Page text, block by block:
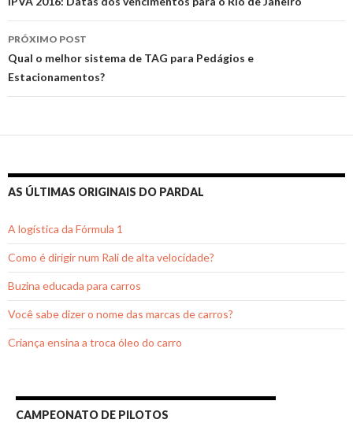
posts
PRÓXIMO POST
Qual o melhor sistema de TAG para Pedágios e
Estacionamentos?
AS ÚLTIMAS ORIGINAIS DO PARDAL
A logística da Fórmula 1
Como é dirigir num Rali de alta velocidade?
Buzina educada para carros
Você sabe dizer o nome das marcas de carros?
Criança ensina a troca óleo do carro
CAMPEONATO DE PILOTOS